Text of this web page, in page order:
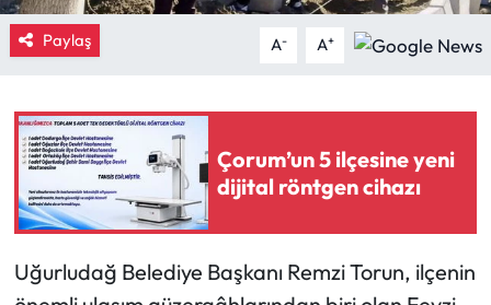
Paylaş A- A+
Çorum’un 5 ilçesine yeni
dijital röntgen cihazı
Uğurludağ Belediye Başkanı Remzi Torun, ilçenin
Kargı Haberleri
Kültür Sanat
Laçin Haberleri